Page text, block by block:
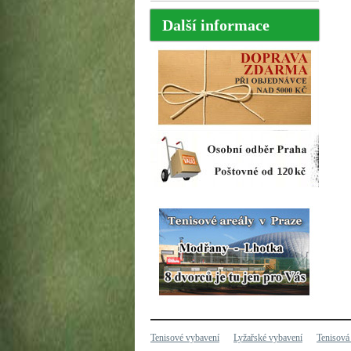
Další informace
Tenisové vybavení Lyžařské vybavení